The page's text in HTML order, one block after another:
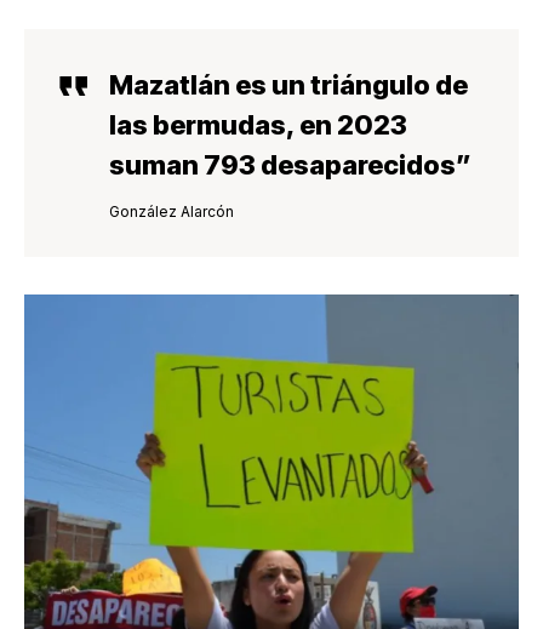
Mazatlán es un triángulo de
las bermudas, en 2023
suman 793 desaparecidos”
González Alarcón